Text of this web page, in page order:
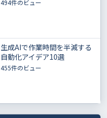
494件のビュー
生成AIで作業時間を半減する
自動化アイデア10選
455件のビュー